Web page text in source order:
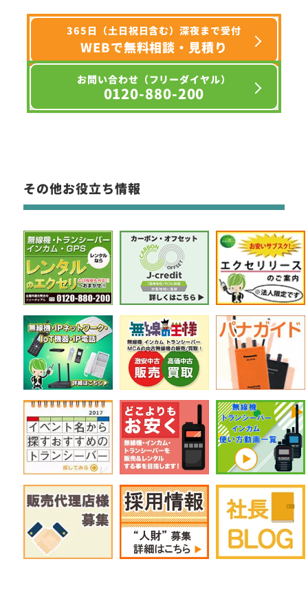
365日（土日祝日含む）深夜まで受付
WEBで無料相談・見積り
お問い合わせ（フリーダイヤル）
0120-880-200
その他お役立ち情報